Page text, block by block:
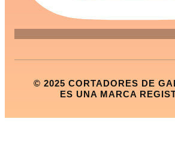
© 2025 CORTADORES DE
ES UNA MARCA